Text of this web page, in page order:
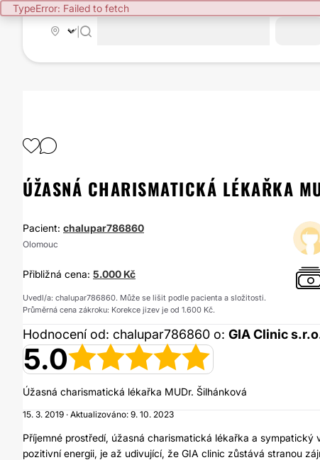
TypeError: Failed to fetch
ÚŽASNÁ CHARISMATICKÁ LÉKAŘKA
Pacient: chalupar786860
Olomouc
Přibližná cena: 5.000 Kč
Uvedl/a: chalupar786860. Může se lišit podle pacienta a složitosti.
Průměrná cena zákroku: Korekce jizev je od 1.600 Kč.
Hodnocení od: chalupar786860 o: GIA Clinic
5.0
Úžasná charismatická lékařka MUDr. Šilhánková
15. 3. 2019 · Aktualizováno: 9. 10. 2023
Příjemné prostředí, úžasná charismatická lékařka a
pozitivní energii, je až udivující, že GIA clinic zůstává stranou